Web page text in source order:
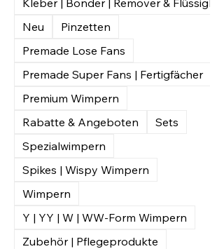
Kleber | Bonder | Remover &
Neu
Pinzetten
Premade Lose Fans
Premade Super Fans | Fertigfächer
Premium Wimpern
Rabatte & Angeboten
Sets
Spezialwimpern
Spikes | Wispy Wimpern
Wimpern
Y | YY | W | WW-Form Wimpern
Zubehör | Pflegeprodukte